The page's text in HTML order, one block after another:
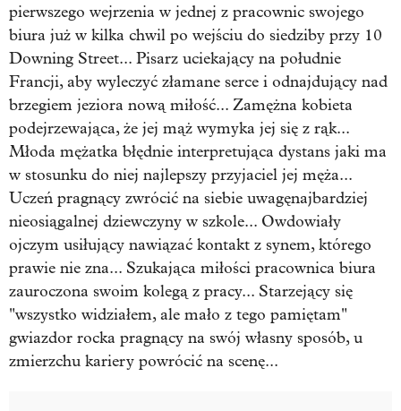
pierwszego wejrzenia w jednej z pracownic swojego
biura już w kilka chwil po wejściu do siedziby przy 10
Downing Street... Pisarz uciekający na południe
Francji, aby wyleczyć złamane serce i odnajdujący nad
brzegiem jeziora nową miłość... Zamężna kobieta
podejrzewająca, że jej mąż wymyka jej się z rąk...
Młoda mężatka błędnie interpretująca dystans jaki ma
w stosunku do niej najlepszy przyjaciel jej męża...
Uczeń pragnący zwrócić na siebie uwagęnajbardziej
nieosiągalnej dziewczyny w szkole... Owdowiały
ojczym usiłujący nawiązać kontakt z synem, którego
prawie nie zna... Szukająca miłości pracownica biura
zauroczona swoim kolegą z pracy... Starzejący się
"wszystko widziałem, ale mało z tego pamiętam"
gwiazdor rocka pragnący na swój własny sposób, u
zmierzchu kariery powrócić na scenę...